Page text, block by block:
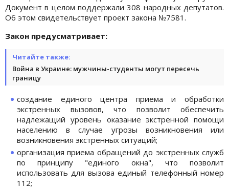
Документ в целом поддержали 308 народных депутатов.
Об этом свидетельствует проект закона №7581.
Закон предусматривает:
Читайте также:
Война в Украине: мужчины-студенты могут пересечь
границу
создание единого центра приема и обработки
экстренных вызовов, что позволит обеспечить
надлежащий уровень оказание экстренной помощи
населению в случае угрозы возникновения или
возникновения экстренных ситуаций;
организация приема обращений до экстренных служб
по принципу "единого окна", что позволит
использовать для вызова единый телефонный номер
112;